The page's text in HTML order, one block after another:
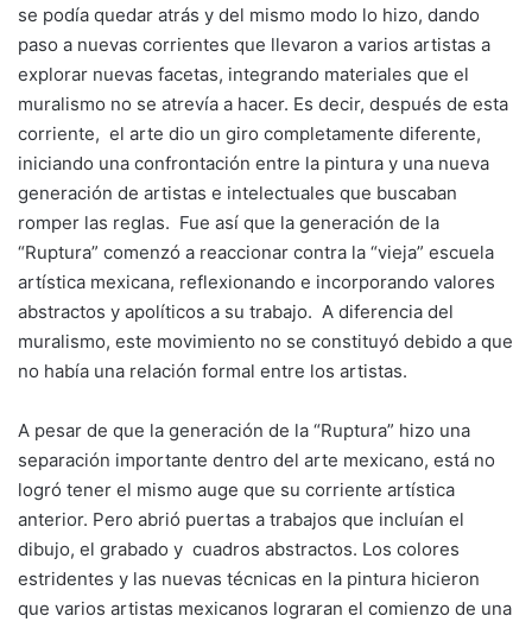
se podía quedar atrás y del mismo modo lo hizo, dando
paso a nuevas corrientes que llevaron a varios artistas a
explorar nuevas facetas, integrando materiales que el
muralismo no se atrevía a hacer. Es decir, después de esta
corriente, el arte dio un giro completamente diferente,
iniciando una confrontación entre la pintura y una nueva
generación de artistas e intelectuales que buscaban
romper las reglas. Fue así que la generación de la
“Ruptura” comenzó a reaccionar contra la “vieja” escuela
artística mexicana, reflexionando e incorporando valores
abstractos y apolíticos a su trabajo. A diferencia del
muralismo, este movimiento no se constituyó debido a que
no había una relación formal entre los artistas.
A pesar de que la generación de la “Ruptura” hizo una
separación importante dentro del arte mexicano, está no
logró tener el mismo auge que su corriente artística
anterior. Pero abrió puertas a trabajos que incluían el
dibujo, el grabado y cuadros abstractos. Los colores
estridentes y las nuevas técnicas en la pintura hicieron
que varios artistas mexicanos lograran el comienzo de una